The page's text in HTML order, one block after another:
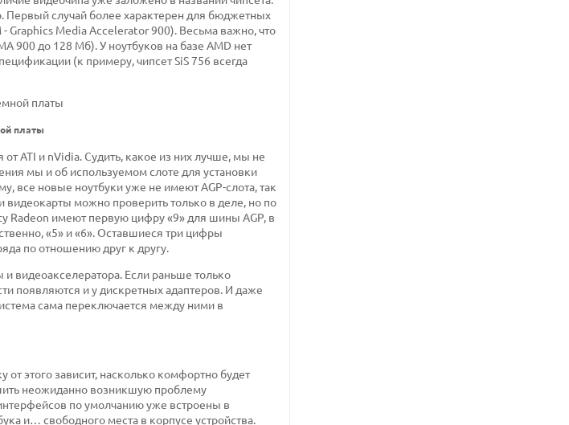
Первый случай более характерен для бюджетных
Graphics Media Accelerator 900). Весьма важно, что
900 до 128 Мб). У ноутбуков на базе AMD нет
(к примеру, чипсет SiS 756 всегда
платы
ATI и nVidia. Судить, какое из них лучше, мы не
мы и об используемом слоте для установки
все новые ноутбуки уже не имеют AGP-слота, так
видеокарты можно проверить только в деле, но по
Radeon имеют первую цифру «9» для шины AGP, в
«5» и «6». Оставшиеся три цифры
по отношению друг к другу.
видеоакселератора. Если раньше только
появляются и у дискретных адаптеров. И даже
сама переключается между ними в
этого зависит, насколько комфортно будет
неожиданно возникшую проблему
по умолчанию уже встроены в
и… свободного места в корпусе устройства.